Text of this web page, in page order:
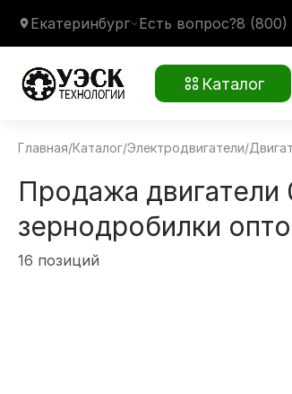
Екатеринбург Есть вопрос?8 (800)
Каталог
Главная/Каталог/Электродвигатели/
Продажа двигатели
зернодробилки
16 позиций